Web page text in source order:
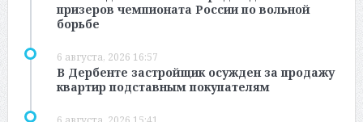
призеров чемпионата России по вольной
борьбе
6 августа, 2026 16:57
В Дербенте застройщик осужден за продажу
квартир подставным покупателям